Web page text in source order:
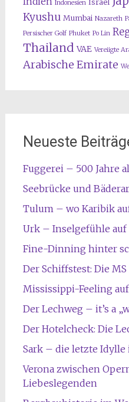
Indonesien
Kyushu Mumbai Nazareth
Persischer Golf Phuket Po Lin
Thailand VAE Vereiigte
Arabische Emirate
Neueste
Fuggerei – 500 Jahre
Seebrücke und
Tulum – wo Karibik
Urk – Inselgefühle auf
Fine-Dinning hinter
Der Schiffstest: Die
Mississippi-Feeling
Der Lechweg – it’s a
Der Hotelcheck: Die
Sark – die letzte
Verona zwischen
Liebeslegenden